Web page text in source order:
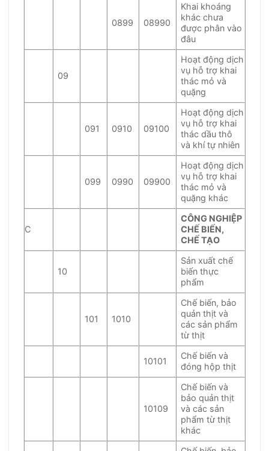
0899 08990
Khai khoáng
khác chưa
được phân vào
đâu
09
Hoạt động dịch
vụ hỗ trợ khai
thác mỏ và
quặng
091 0910 09100
Hoạt động dịch
vụ hỗ trợ khai
thác dầu thô
và khí tự nhiên
099 0990 09900
Hoạt động dịch
vụ hỗ trợ khai
thác mỏ và
quặng khác
C
CÔNG NGHIỆP
CHẾ BIẾN,
CHẾ TẠO
10
Sản xuất chế
biến thực
phẩm
101 1010
Chế biến, bảo
quản thịt và
các sản phẩm
từ thịt
10101
Chế biến và
đóng hộp thịt
10109
Chế biến và
bảo quản thịt
và các sản
phẩm từ thịt
khác